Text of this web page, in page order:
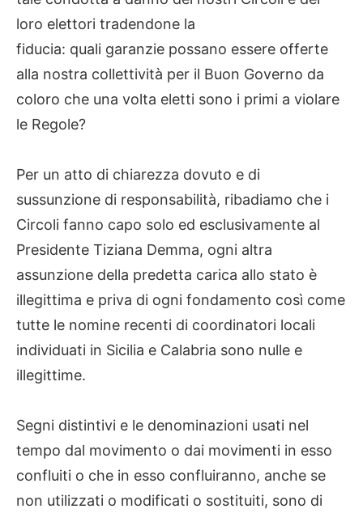
loro elettori tradendone la
fiducia: quali garanzie possano essere offerte
alla nostra collettività per il Buon Governo da
coloro che una volta eletti sono i primi a violare
le Regole?
Per un atto di chiarezza dovuto e di
sussunzione di responsabilità, ribadiamo che i
Circoli fanno capo solo ed esclusivamente al
Presidente Tiziana Demma, ogni altra
assunzione della predetta carica allo stato è
illegittima e priva di ogni fondamento così come
tutte le nomine recenti di coordinatori locali
individuati in Sicilia e Calabria sono nulle e
illegittime.
Segni distintivi e le denominazioni usati nel
tempo dal movimento o dai movimenti in esso
confluiti o che in esso confluiranno, anche se
non utilizzati o modificati o sostituiti, sono di